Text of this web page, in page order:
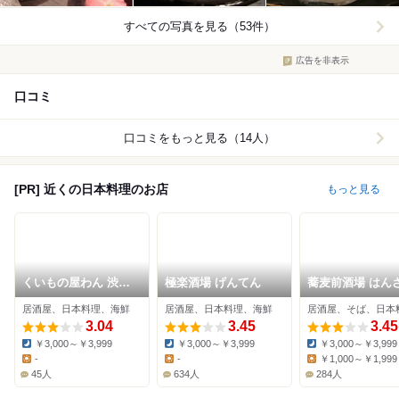
すべての写真を見る（53件）
広告を非表示
口コミ
口コミをもっと見る（14人）
[PR] 近くの日本料理のお店 もっと見る
くいもの屋わん 渋谷
スペイン坂店
居酒屋、日本料理、海鮮
3.04
Dinner:
￥3,000～￥3,999
Lunch:
-
45人
極楽酒場 げんてん
居酒屋、日本料理、海鮮
3.45
Dinner:
￥3,000～￥3,999
-
634人
蕎麦前酒場 はん
居酒屋、そば、日本
3.45
Dinner:
￥3,000～￥3,999
￥1,000～￥1,999
284人